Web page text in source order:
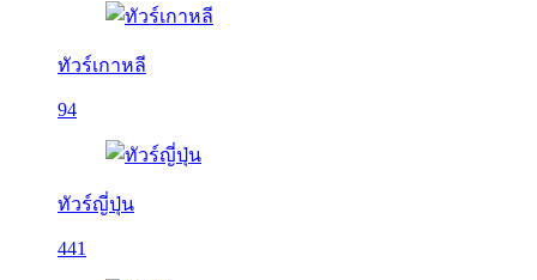
ทัวร์เกาหลี
94
ทัวร์ญี่ปุ่น
441